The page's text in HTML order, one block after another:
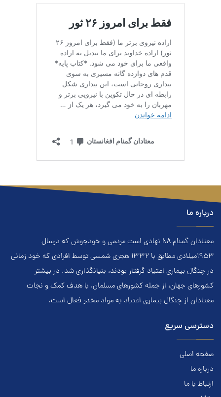
درباره ما
معتادان گمنام NA نهادي است مردمي و خودجوش که درسال
۱۹۵۳ميلادي مطابق با ۱۳۳۲ هجري‌ شمسي توسط افرادي که خود زماني
در چنگال بیماری اعتياد گرفتار بودند، بنيانگذاري شد. در بيشتر
کشور‌هاي جهان، از جمله کشور‌هاي مسلمان، با هدف کمک و نجات
معتادان از چنگال بیماری اعتياد به مواد مخدر فعال است.
دسترسی سریع
صفحه اصلی
درباره ما
ارتباط با ما